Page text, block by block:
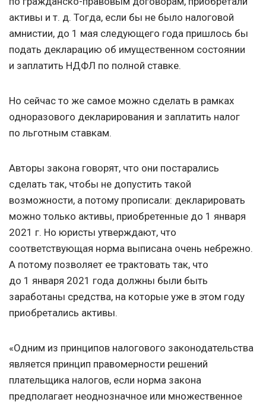
активы и т. д. Тогда, если бы не было налоговой
амнистии, до 1 мая следующего года пришлось бы
подать декларацию об имущественном состоянии
и заплатить НДФЛ по полной ставке.
Но сейчас то же самое можно сделать в рамках
одноразового декларирования и заплатить налог
по льготным ставкам.
Авторы закона говорят, что они постарались
сделать так, чтобы не допустить такой
возможности, а потому прописали: декларировать
можно только активы, приобретенные до 1 января
2021 г. Но юристы утверждают, что
соответствующая норма выписана очень небрежно.
А потому позволяет ее трактовать так, что
до 1 января 2021 года должны были быть
заработаны средства, на которые уже в этом году
приобретались активы.
«Одним из принципов налогового законодательства
является принцип правомерности решений
плательщика налогов, если норма закона
предполагает неоднозначное или множественное